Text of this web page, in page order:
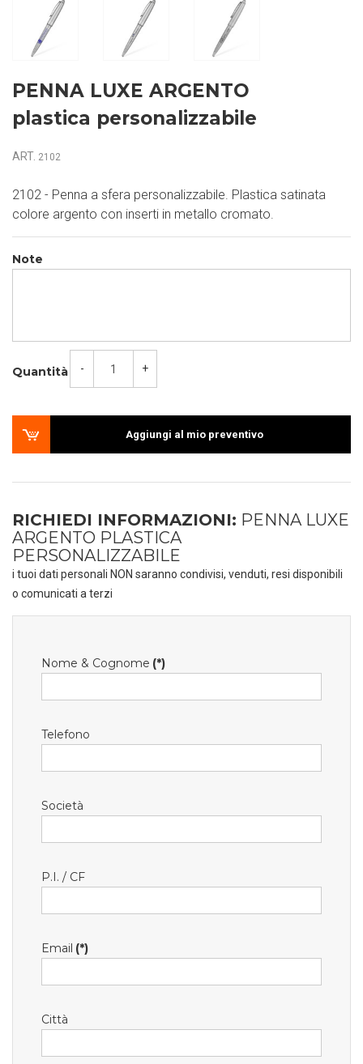
PENNA LUXE ARGENTO
plastica personalizzabile
ART. 2102
2102 - Penna a sfera personalizzabile. Plastica satinata
colore argento con inserti in metallo cromato.
Note
Quantità - +
Aggiungi al mio preventivo
RICHIEDI INFORMAZIONI: PENNA LUXE
ARGENTO PLASTICA
PERSONALIZZABILE
i tuoi dati personali NON saranno condivisi, venduti, resi disponibili
o comunicati a terzi
Nome & Cognome (*)
Telefono
Società
P.I. / CF
Email (*)
Città